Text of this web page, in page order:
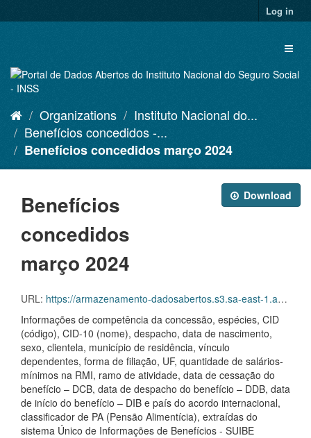
to
Log in
Organizations
Instituto Nacional do...
Benefícios concedidos -...
Benefícios concedidos março 2024
Download
Benefícios
concedidos
março 2024
URL: https://armazenamento-dadosabertos.s3.sa-east-1.amazonaws.com/PDA_2023_2025/Grupos_de_dados/Benef%C3%ADcios+concedidos/JUN23-ABR24/DADOS+ABERTOS_CONCEDIDOS_MAR%C3%87O+2024.xlsx
Informações de competência da concessão, espécies, CID
(código), CID-10 (nome), despacho, data de nascimento,
sexo, clientela, município de residência, vínculo
dependentes, forma de filiação, UF, quantidade de salários-
mínimos na RMI, ramo de atividade, data de cessação do
benefício – DCB, data de despacho do benefício – DDB, data
de início do benefício – DIB e país do acordo internacional,
classificador de PA (Pensão Alimentícia), extraídas do
sistema Único de Informações de Benefícios - SUIBE